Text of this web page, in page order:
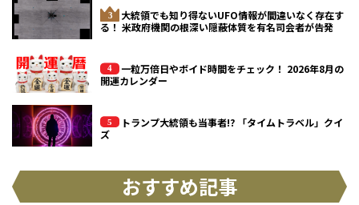
大統領でも知り得ないUFO情報が間違いなく存在す
る！ 米政府機関の根深い隠蔽体質を有名司会者が告発
一粒万倍日やボイド時間をチェック！ 2026年8月の
開運カレンダー
トランプ大統領も当事者!? 「タイムトラベル」クイ
ズ
おすすめ記事